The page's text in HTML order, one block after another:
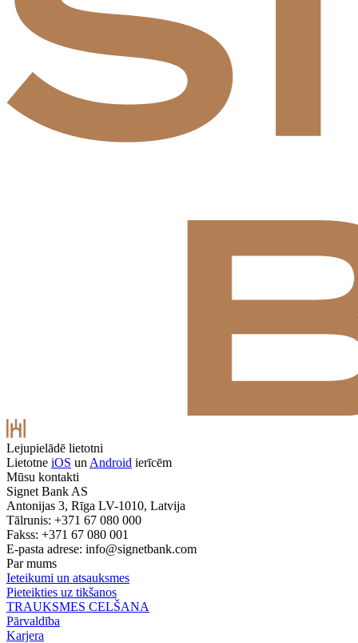
Lejupielādē lietotni
Lietotne iOS un Android ierīcēm
Mūsu kontakti
Signet Bank AS
Antonijas 3, Rīga LV-1010, Latvija
Tālrunis: +371 67 080 000
Fakss: +371 67 080 001
E-pasta adrese: info@signetbank.com
Par mums
Ieteikumi un atsauksmes
Pieteikties uz tikšanos
TRAUKSMES CELŠANA
Pārvaldība
Karjera